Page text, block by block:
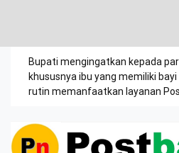
Bupati mengingatkan kepada
khususnya ibu yang memiliki
rutin memanfaatkan layanan